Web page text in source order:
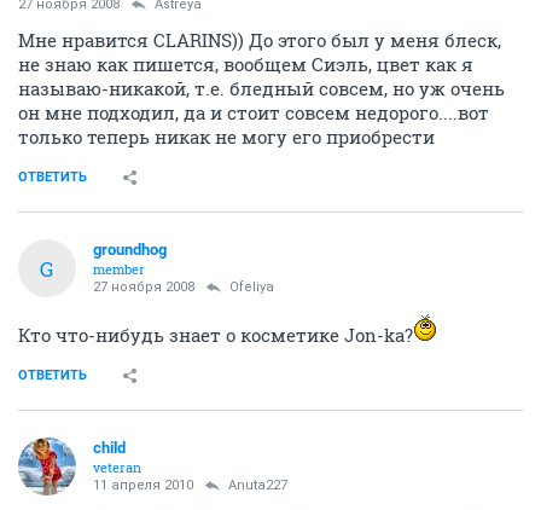
27 ноября 2008 Astreya
Мне нравится CLARINS)) До этого был у меня блеск,
не знаю как пишется, вообщем Сиэль, цвет как я
называю-никакой, т.е. бледный совсем, но уж очень
он мне подходил, да и стоит совсем недорого....вот
только теперь никак не могу его приобрести
ОТВЕТИТЬ
G
groundhog
member
27 ноября 2008 Ofeliya
Кто что-нибудь знает о косметике Jon-ka?
ОТВЕТИТЬ
child
veteran
11 апреля 2010 Anuta227